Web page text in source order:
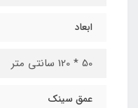
ابعاد
50 * 120 سانتی متر
عمق سینک